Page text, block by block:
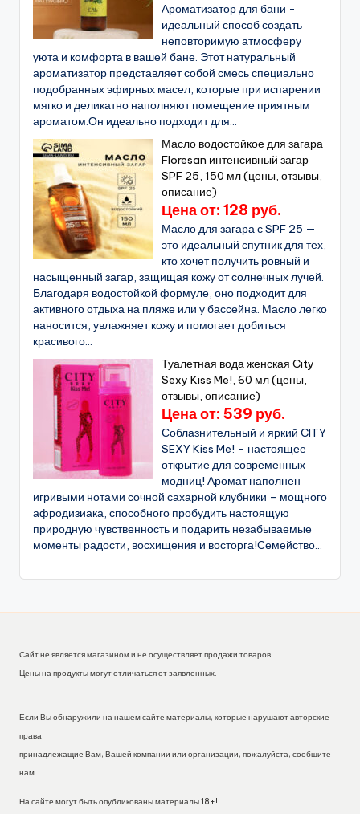
Ароматизатор для бани -
идеальный способ создать
неповторимую атмосферу
уюта и комфорта в вашей бане. Этот натуральный
ароматизатор представляет собой смесь специально
подобранных эфирных масел, которые при испарении
мягко и деликатно наполняют помещение приятным
ароматом.Он идеально подходит для...
Масло водостойкое для загара
Floresan интенсивный загар
SPF 25, 150 мл (цены, отзывы,
описание)
Цена от: 128 руб.
Масло для загара с SPF 25 —
это идеальный спутник для тех,
кто хочет получить ровный и
насыщенный загар, защищая кожу от солнечных лучей.
Благодаря водостойкой формуле, оно подходит для
активного отдыха на пляже или у бассейна. Масло легко
наносится, увлажняет кожу и помогает добиться
красивого...
Туалетная вода женская City
Sexy Kiss Me!, 60 мл (цены,
отзывы, описание)
Цена от: 539 руб.
Соблазнительный и яркий CITY
SEXY Kiss Me! – настоящее
открытие для современных
модниц! Аромат наполнен
игривыми нотами сочной сахарной клубники – мощного
афродизиака, способного пробудить настоящую
природную чувственность и подарить незабываемые
моменты радости, восхищения и восторга!Семейство...
Сайт не является магазином и не осуществляет продажи товаров.
Цены на продукты могут отличаться от заявленных.
Если Вы обнаружили на нашем сайте материалы, которые нарушают авторские
права,
принадлежащие Вам, Вашей компании или организации, пожалуйста, сообщите
нам.
На сайте могут быть опубликованы материалы 18+!